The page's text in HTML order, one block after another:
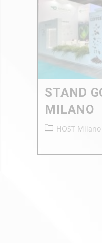
STAND
MILANO
HOST Milano